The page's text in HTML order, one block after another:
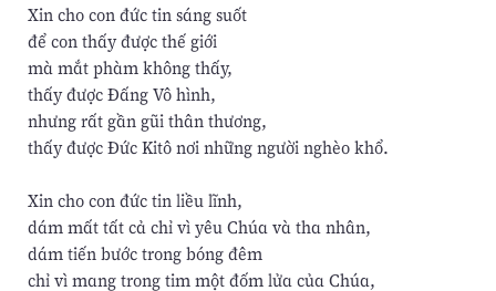
Xin cho con đức tin sáng suốt
để con thấy được thế giới
mà mắt phàm không thấy,
thấy được Đấng Vô hình,
nhưng rất gần gũi thân thương,
thấy được Đức Kitô nơi những người nghèo khổ.
Xin cho con đức tin liều lĩnh,
dám mất tất cả chỉ vì yêu Chúa và tha nhân,
dám tiến bước trong bóng đêm
chỉ vì mang trong tim một đốm lửa của Chúa,